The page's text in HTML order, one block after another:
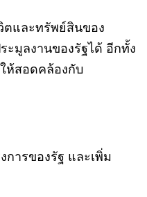
ตและทรัพย์สินของ
มูลงานของรัฐได้ อีกทั้ง
ห้สอดคล้องกับ
การของรัฐ และเพิ่ม